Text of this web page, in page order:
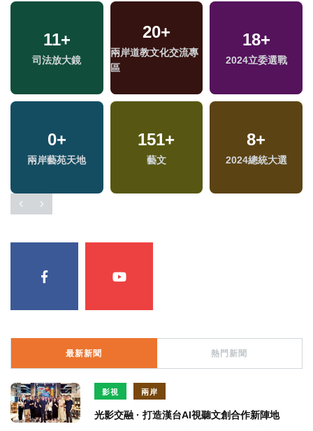
11+
司法放大鏡
20+
兩岸道教文化交流專
區
18+
2024立委選戰
0+
兩岸藝苑天地
151+
藝文
8+
2024總統大選
最新新聞 熱門新聞
影視 兩岸
光影交融 · 打造漢台AI視聽文創合作新陣地